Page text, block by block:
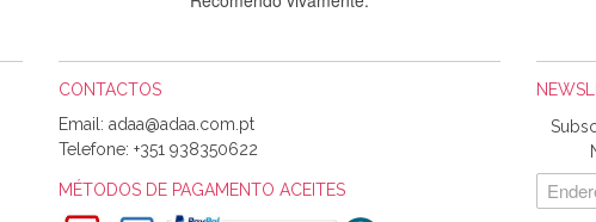
Sílvia Maria Bernardino Mestre
Informo que recebi hoje a encomenda, gostei muito dos tecidos.
CONTACTOS
Email:
Telefone: +351 938350622
MÉTODOS DE PAGAMENTO ACEITES